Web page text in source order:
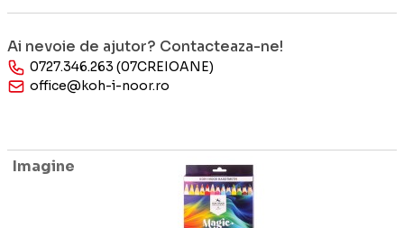
Ai nevoie de ajutor? Contacteaza-ne!
0727.346.263 (07CREIOANE)
office@koh-i-noor.ro